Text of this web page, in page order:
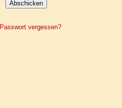
Passwort vergessen?